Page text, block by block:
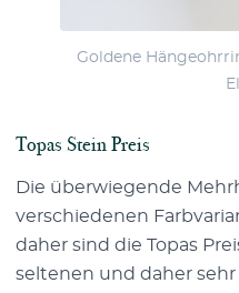
Goldene
Topas Stein Preis
Die überwiegende
verschiedenen
daher sind die Topas
seltenen und daher